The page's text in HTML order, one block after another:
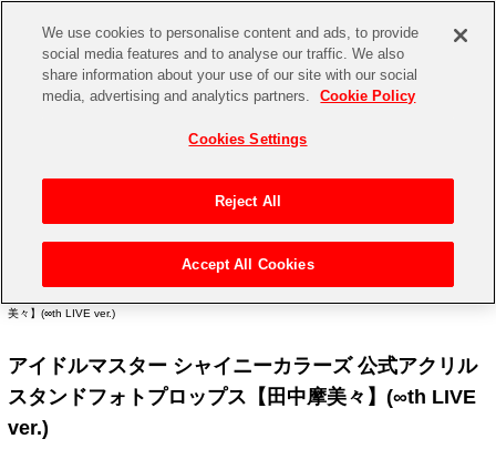
CHANNEL STORE EVENT
ASOBI STORE TOP
ゲーム 電子書籍
CD / Blu-ray
アイドルマスターシリーズ
アイドルマスター
アイドルマスター SideM
アイドルマスター シャイニーカラーズ
イベントグッズ
トイ・ホビー
アイドルマスター シリーズ>アイドルマスター シャイニーカラー
美々】(∞th LIVE ver.)
アイドルマスター シャイニーカラーズ 公式アクリル
スタンドフォトプロップス【田中摩美々】(∞th LIVE
ver.)
We use cookies to personalise content and ads, to provide
social media features and to analyse our traffic. We also
share information about your use of our site with our social
media, advertising and analytics partners.
Cookie Policy
Cookies Settings
Reject All
Accept All Cookies